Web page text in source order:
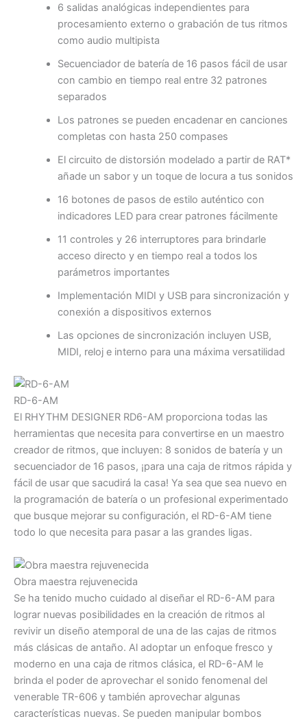
6 salidas analógicas independientes para
procesamiento externo o grabación de tus ritmos
como audio multipista
Secuenciador de batería de 16 pasos fácil de usar
con cambio en tiempo real entre 32 patrones
separados
Los patrones se pueden encadenar en canciones
completas con hasta 250 compases
El circuito de distorsión modelado a partir de RAT*
añade un sabor y un toque de locura a tus sonidos
16 botones de pasos de estilo auténtico con
indicadores LED para crear patrones fácilmente
11 controles y 26 interruptores para brindarle
acceso directo y en tiempo real a todos los
parámetros importantes
Implementación MIDI y USB para sincronización y
conexión a dispositivos externos
Las opciones de sincronización incluyen USB,
MIDI, reloj e interno para una máxima versatilidad
RD-6-AM
El RHYTHM DESIGNER RD6-AM proporciona todas las
herramientas que necesita para convertirse en un maestro
creador de ritmos, que incluyen: 8 sonidos de batería y un
secuenciador de 16 pasos, ¡para una caja de ritmos rápida y
fácil de usar que sacudirá la casa! Ya sea que sea nuevo en
la programación de batería o un profesional experimentado
que busque mejorar su configuración, el RD-6-AM tiene
todo lo que necesita para pasar a las grandes ligas.
Obra maestra rejuvenecida
Se ha tenido mucho cuidado al diseñar el RD-6-AM para
lograr nuevas posibilidades en la creación de ritmos al
revivir un diseño atemporal de una de las cajas de ritmos
más clásicas de antaño. Al adoptar un enfoque fresco y
moderno en una caja de ritmos clásica, el RD-6-AM le
brinda el poder de aprovechar el sonido fenomenal del
venerable TR-606 y también aprovechar algunas
características nuevas. Se pueden manipular bombos